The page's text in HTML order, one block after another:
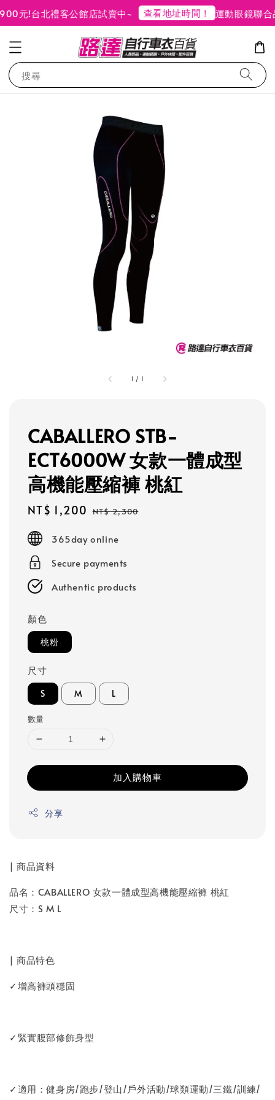
!台北禮客公館店試賣中~ 查看地址時間！ 運動眼鏡聯合品
搜尋
1 / 1
CABALLERO STB-
ECT6000W 女款一體成型
高機能壓縮褲 桃紅
Sale
NT$ 1,200 Regular
NT$ 2,300
365day online
Secure payments
Authentic products
顏色
桃粉
尺寸
S M L
數量
加入購物車
分享
| 商品資料
品名：CABALLERO 女款一體成型高機能壓縮褲 桃紅
尺寸：S M L
| 商品特色
✓增高褲頭穩固
✓緊實腹部修飾身型
✓適用：健身房/跑步/登山/戶外活動/球類運動/三鐵/訓練/